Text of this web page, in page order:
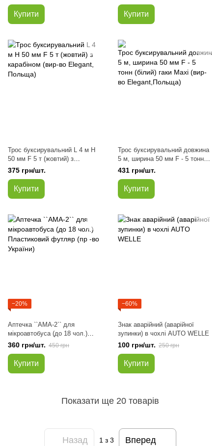
Купити Купити
Трос буксирувальний L 4 м H
50 мм F 5 т (жовтий) з
карабіном (вир-во Elegant,
Польща)
375 грн/шт.
Купити
Трос буксирувальний довжина
5 м, ширина 50 мм F - 5 тонн
(білий) гаки Maxi (вир-
во Elegant,Польща)
431 грн/шт.
Купити
−20%
Аптечка ``АМА-2`` для
мікроавтобуса (до 18 чол.)
Пластиковий футляр (пр -во
України)
360 грн/шт. 450 грн
Купити
−60%
Знак аварійний (аварійної
зупинки) в чохлі AUTO WELLE
100 грн/шт. 250 грн
Купити
Показати ще 20 товарів
Назад 1 з 3 Вперед